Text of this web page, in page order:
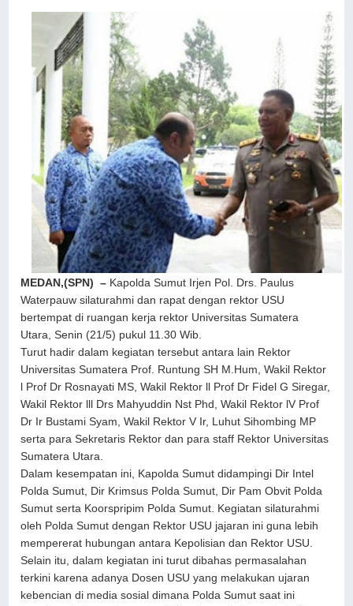
MEDAN,(SPN) – Kapolda Sumut Irjen Pol. Drs. Paulus
Waterpauw silaturahmi dan rapat dengan rektor USU
bertempat di ruangan kerja rektor Universitas Sumatera
Utara, Senin (21/5) pukul 11.30 Wib.
Turut hadir dalam kegiatan tersebut antara lain Rektor
Universitas Sumatera Prof. Runtung SH M.Hum, Wakil Rektor
l Prof Dr Rosnayati MS, Wakil Rektor ll Prof Dr Fidel G Siregar,
Wakil Rektor lll Drs Mahyuddin Nst Phd, Wakil Rektor lV Prof
Dr Ir Bustami Syam, Wakil Rektor V Ir, Luhut Sihombing MP
serta para Sekretaris Rektor dan para staff Rektor Universitas
Sumatera Utara.
Dalam kesempatan ini, Kapolda Sumut didampingi Dir Intel
Polda Sumut, Dir Krimsus Polda Sumut, Dir Pam Obvit Polda
Sumut serta Koorspripim Polda Sumut. Kegiatan silaturahmi
oleh Polda Sumut dengan Rektor USU jajaran ini guna lebih
mempererat hubungan antara Kepolisian dan Rektor USU.
Selain itu, dalam kegiatan ini turut dibahas permasalahan
terkini karena adanya Dosen USU yang melakukan ujaran
kebencian di media sosial dimana Polda Sumut saat ini